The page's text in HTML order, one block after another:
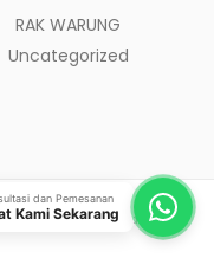
RAK WARUNG
Uncategorized
- All Rights Reserved
dan Pemesanan
Kami Sekarang